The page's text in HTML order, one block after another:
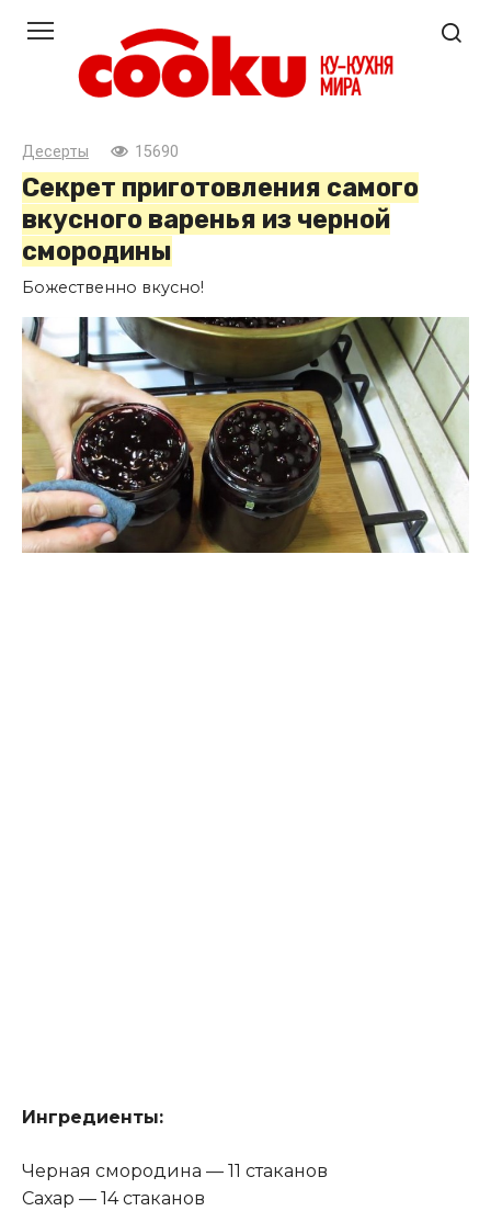
контенту
Десерты 15690
Секрет приготовления самого
вкусного варенья из черной
смородины
Божественно вкусно!
Ингредиенты:
Черная смородина — 11 стаканов
Сахар — 14 стаканов